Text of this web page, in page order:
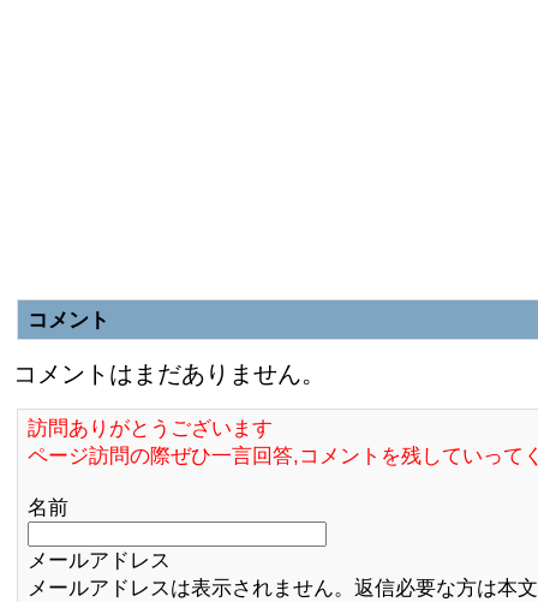
コメント
コメントはまだありません。
訪問ありがとうございます
ページ訪問の際ぜひ一言回答,コメントを残していって
名前
メールアドレス
メールアドレスは表示されません。返信必要な方は本